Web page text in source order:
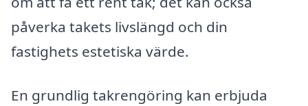
påverka takets livslängd och din
fastighets estetiska värde.
En grundlig takrengöring kan erbjuda